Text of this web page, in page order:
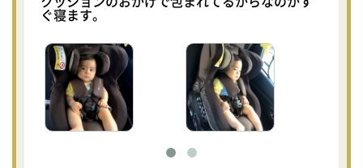
ぐ寝ます。